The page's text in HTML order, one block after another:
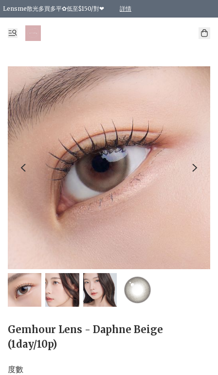
Lensme散光多買多平✿低至$150/對❤ 詳情
台灣Karacon⁩✧日拋 特價清貨❁⃘
日本韓國多款日/月拋現貨☼ 特價❤︎數量有限 售完即止
🇰🇷韓國多款月拋現貨 特價兩對$99✿數量有限 售完即止♫
精選商品，任選買2件或以上9 折；買4件或以上85 折；買6件或以上8 折
精選商品，任選買2件HKD 140.00；買4件HKD 260.00
精選商品，任選買2件HKD 190.00；買4件HKD 360.00
精選商品，任選買2件HKD 110.00；買4件HKD 180.00
精選商品，任選買2件HKD 170.00；買4件HKD 320.00
精選商品，任選買2件或以上減HKD 148.00
精選商品，任選買2件或以上減HKD 148.00
精選商品，任選買2件或以上95 折；買4件或以上9 折；買6件或以上85 折；買8件
精選商品，任選買12件或以上87 折
精選商品，任選買2件或以上減HKD 16.00；買4件或以上減HKD 32.00；買6
精選商品，任選買2件或以上95 折；買4件或以上9 折；買8件或以上85 折；買12
購物滿 HKD 800.00即享免運費優惠！（適用於 特定的送貨方式 )
Gemhour Lens - Daphne Beige
(1day/10p)
度數